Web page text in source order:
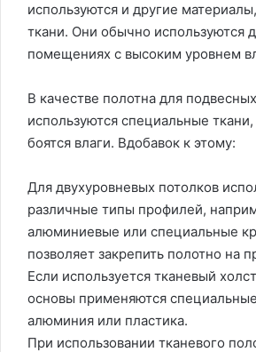
используются и другие
ткани. Они обычно используются
помещениях с высоким уровнем
В качестве полотна для
используются специальные
боятся влаги. Вдобавок к этому:
Для двухуровневых потолков
различные типы профилей,
алюминиевые или специальные
позволяет закрепить полотно на
Если используется тканевый
основы применяются
алюминия или пластика.
При использовании тканевого